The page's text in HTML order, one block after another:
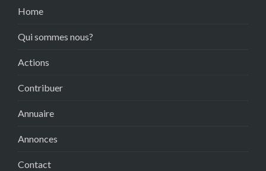
Home
Qui sommes nous?
Actions
Contribuer
Annuaire
Annonces
Contact